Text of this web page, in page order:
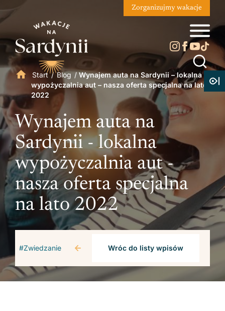
Zorganizujmy wakacje
Start/Blog /Wynajem auta na Sardynii – lokalna
wypożyczalnia aut – nasza oferta specjalna na lato
2022
Wynajem auta na
Sardynii - lokalna
wypożyczalnia aut -
nasza oferta specjalna
na lato 2022
#Zwiedzanie Wróc do listy wpisów